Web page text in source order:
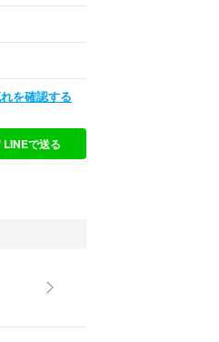
を確認する
LINEで送る